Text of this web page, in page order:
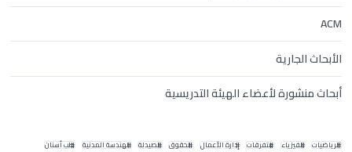
ACM
الأبحاث الجارية
أبحاث منشورة لأعضاء الهيئة التدريسية
الرياضيات الفيزياء متفرقات إدارة الأعمال الحقوق الصيدلة الهندسة المدنية طب أسنان